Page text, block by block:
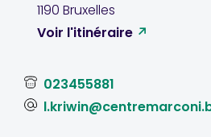
1190 Bruxelles
Voir l'itinéraire
023455881